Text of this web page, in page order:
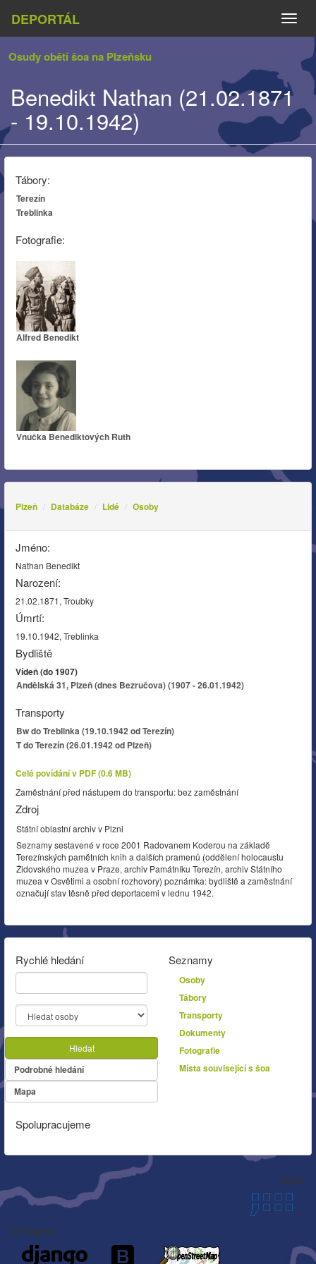
DEPORTÁL
Osudy obětí šoa na Plzeňsku
Benedikt Nathan (21.02.1871
- 19.10.1942)
Tábory:
Terezín
Treblinka
Fotografie:
Alfred Benedikt
Vnučka Benediktových Ruth
Plzeň Databáze Lidé Osoby
Jméno:
Nathan Benedikt
Narození:
21.02.1871, Troubky
Úmrtí:
19.10.1942, Treblinka
Bydliště
Vídeň (do 1907)
Andělská 31, Plzeň (dnes Bezručova) (1907 - 26.01.1942)
Transporty
Bw do Treblinka (19.10.1942 od Terezín)
T do Terezín (26.01.1942 od Plzeň)
Celé povídání v PDF (0.6 MB)
Zaměstnání před nástupem do transportu: bez zaměstnání
Zdroj
Státní oblastní archiv v Plzni
Seznamy sestavené v roce 2001 Radovanem Koderou na základě
Terezínských pamětních knih a dalších pramenů (oddělení holocaustu
Židovského muzea v Praze, archiv Památníku Terezín, archiv Státního
muzea v Osvětimi a osobní rozhovory) poznámka: bydliště a zaměstnání
označují stav těsně před deportacemi v lednu 1942.
Rychlé hledání
Hledat
Podrobné hledání
Mapa
Seznamy
Osoby
Tábory
Transporty
Dokumenty
Fotografie
Místa související s šoa
Spolupracujeme
Autor
Děkujeme